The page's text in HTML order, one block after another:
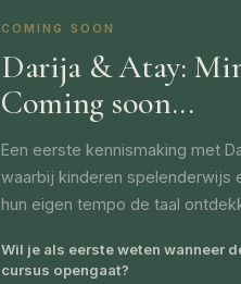
COMING SOON
Darija & Atay:
Coming soon...
Een eerste kennismaking met
waarbij kinderen spelenderwijs
hun eigen tempo de taal
Wil je als eerste weten wanneer
cursus opengaat?